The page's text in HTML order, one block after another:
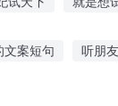
文案短句 听朋